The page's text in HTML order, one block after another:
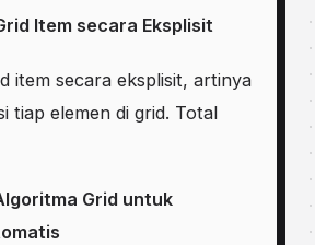
Item secara Eksplisit
item secara eksplisit, artinya
tiap elemen di grid. Total
Grid untuk